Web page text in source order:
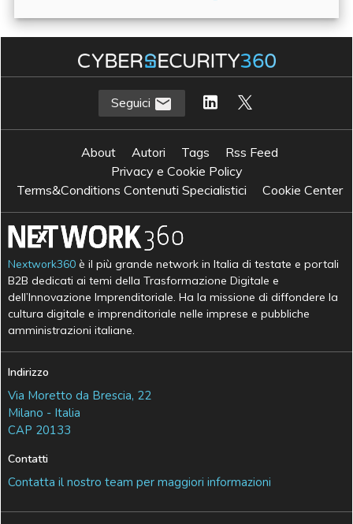
Seguici
About Autori Tags
Rss Feed
Privacy e Cookie Policy
Terms&Conditions Contenuti Specialistici
Cookie Center
Nextwork360 è il più grande network in Italia di testate e portali
B2B dedicati ai temi della Trasformazione Digitale e
dell’Innovazione Imprenditoriale. Ha la missione di diffondere la
cultura digitale e imprenditoriale nelle imprese e pubbliche
amministrazioni italiane.
Indirizzo
Via Moretto da Brescia, 22
Milano - Italia
CAP 20133
Contatti
Contatta il nostro team per maggiori informazioni